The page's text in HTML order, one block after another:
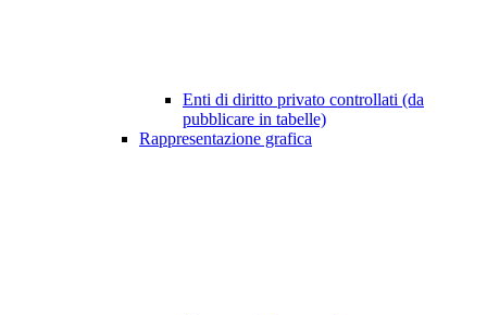
Enti di diritto privato controllati (da
pubblicare in tabelle)
Rappresentazione grafica